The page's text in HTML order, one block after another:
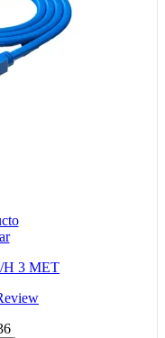
H 3 MET